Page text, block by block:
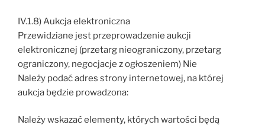
IV.1.8) Aukcja elektroniczna
Przewidziane jest przeprowadzenie aukcji
elektronicznej (przetarg nieograniczony, przetarg
ograniczony, negocjacje z ogłoszeniem) Nie
Należy podać adres strony internetowej, na której
aukcja będzie prowadzona:
Należy wskazać elementy, których wartości będą